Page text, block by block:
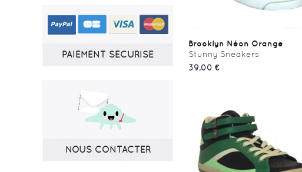
PAIEMENT SÉCURISÉ
NOUS CONTACTER
Brooklyn Néon Orange
Stunny Sneakers
39,00 €